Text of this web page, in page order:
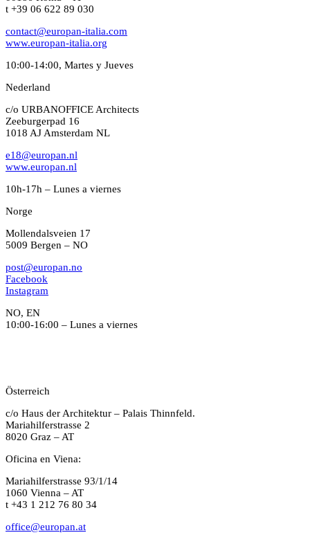
t +39 06 622 89 030
contact@europan-italia.com
www.europan-italia.org
10:00-14:00, Martes y Jueves
Nederland
c/o URBANOFFICE Architects
Zeeburgerpad 16
1018 AJ Amsterdam NL
e18@europan.nl
www.europan.nl
10h-17h – Lunes a viernes
Norge
Mollendalsveien 17
5009 Bergen – NO
post@europan.no
Facebook
Instagram
NO, EN
10:00-16:00 – Lunes a viernes
Österreich
c/o Haus der Architektur – Palais Thinnfeld.
Mariahilferstrasse 2
8020 Graz – AT
Oficina en Viena:
Mariahilferstrasse 93/1/14
1060 Vienna – AT
t +43 1 212 76 80 34
office@europan.at